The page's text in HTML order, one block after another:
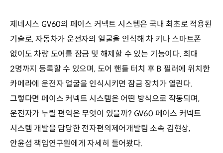
제네시스 GV60의 페이스 커넥트 시스템은 국내 최초로 적용된
기술로, 자동차가 운전자의 얼굴을 인식해 차 키나 스마트폰
없이도 차량 도어를 잠금 및 해제할 수 있는 기능이다. 최대
2명까지 등록할 수 있으며, 도어 핸들 터치 후 B 필러에 위치한
카메라에 운전자 얼굴을 인식시키면 잠금 장치가 열린다.
그렇다면 페이스 커넥트 시스템은 어떤 방식으로 작동되며,
운전자가 누릴 편익은 무엇이 있을까? GV60 페이스 커넥트
시스템 개발을 담당한 전자편의제어개발팀 소속 김현상,
안윤섭 책임연구원에게 자세히 들어봤다.